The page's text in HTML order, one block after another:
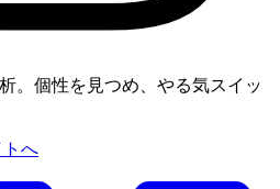
。個性を見つめ、やる気スイッ
へ